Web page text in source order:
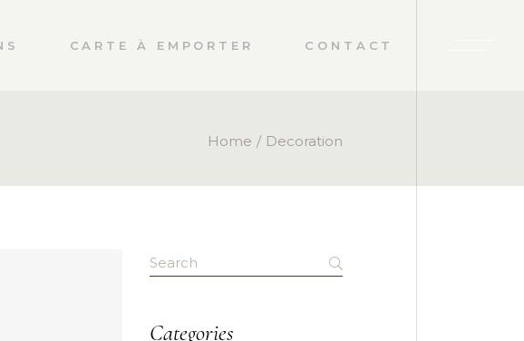
CARTE À EMPORTER CONTACT
Home Decoration
Search
for:
Categories